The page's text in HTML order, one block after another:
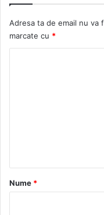
Adresa ta de email nu va
marcate cu *
r
Nume *